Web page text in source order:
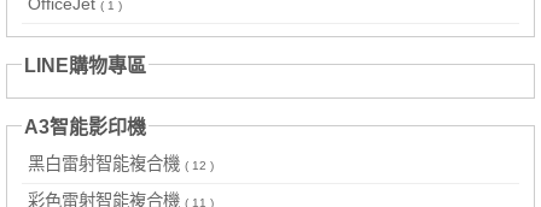
OfficeJet ( 1 )
LINE購物專區
A3智能影印機
黑白雷射智能複合機 ( 12 )
彩色雷射智能複合機 ( 11 )